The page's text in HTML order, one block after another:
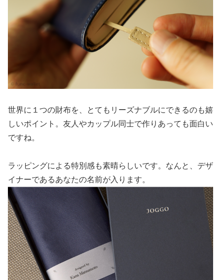
世界に１つの財布を、とてもリーズナブルにできるのも嬉
しいポイント。友人やカップル同士で作りあっても面白い
ですね。
ラッピングによる特別感も素晴らしいです。なんと、デザ
イナーであるあなたの名前が入ります。